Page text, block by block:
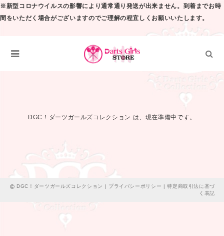
※新型コロナウイルスの影響により通常通り発送が出来ません。到着までお時
間をいただく場合がございますのでご理解の程宜しくお願いいたします。
DGC！ダーツガールズコレクション は、現在準備中です。
DGC！ダーツガールズコレクション | プライバシーポリシー |特定商取引法に基づ
く表記